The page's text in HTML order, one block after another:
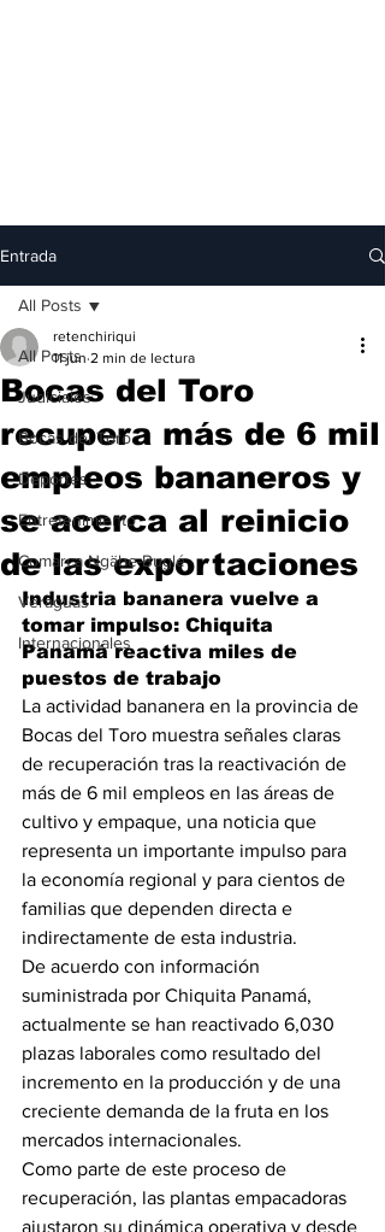
Entrada
All Posts
Judiciales
Bocas del Toro
Deportes
Entretenimiento
Comarca Ngäbe-Buglé
Veraguas
Internacionales
All Posts
Bocas del Toro
recupera más de 6 mil
empleos bananeros y
se acerca al reinicio
de las exportaciones
retenchiriqui
11 jun 2 min de lectura
Industria bananera vuelve a
tomar impulso: Chiquita
Panamá reactiva miles de
puestos de trabajo
La actividad bananera en la provincia de
Bocas del Toro muestra señales claras
de recuperación tras la reactivación de
más de 6 mil empleos en las áreas de
cultivo y empaque, una noticia que
representa un importante impulso para
la economía regional y para cientos de
familias que dependen directa e
indirectamente de esta industria.
De acuerdo con información
suministrada por Chiquita Panamá,
actualmente se han reactivado 6,030
plazas laborales como resultado del
incremento en la producción y de una
creciente demanda de la fruta en los
mercados internacionales.
Como parte de este proceso de
recuperación, las plantas empacadoras
ajustaron su dinámica operativa y desde